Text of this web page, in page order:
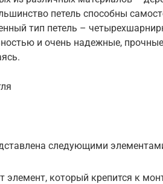
петель способны
тип петель –
и очень надежные,
следующими
элемент, который крепится к